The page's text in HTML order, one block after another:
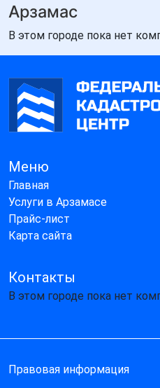
Арзамас
В этом городе пока нет
Меню
Главная
Услуги в Арзамасе
Прайс-лист
Карта сайта
Контакты
В этом городе пока нет
Правовая информация